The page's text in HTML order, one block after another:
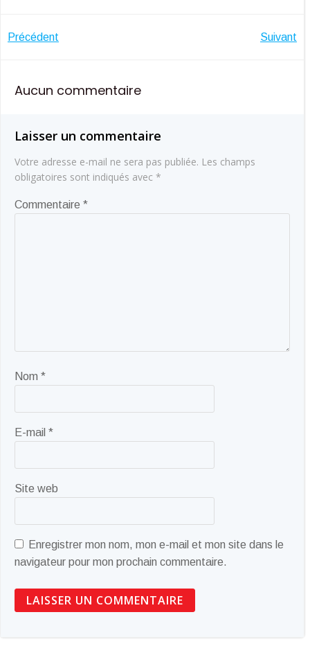
Navigation
de
Précédent Suivant
Aucun commentaire
Laisser un commentaire
Votre adresse e-mail ne sera pas publiée. Les champs
obligatoires sont indiqués avec *
Commentaire *
Nom *
E-mail *
Site web
Enregistrer mon nom, mon e-mail et mon site dans le
navigateur pour mon prochain commentaire.